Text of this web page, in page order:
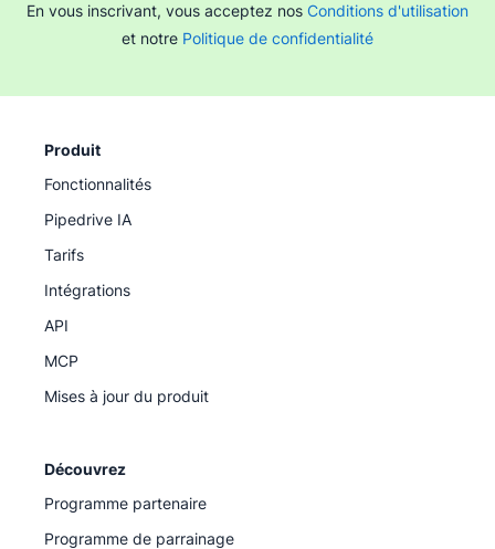
En vous inscrivant, vous acceptez nos Conditions d'utilisation
et notre Politique de confidentialité
Produit
Fonctionnalités
Pipedrive IA
Tarifs
Intégrations
API
MCP
Mises à jour du produit
Découvrez
Programme partenaire
Programme de parrainage